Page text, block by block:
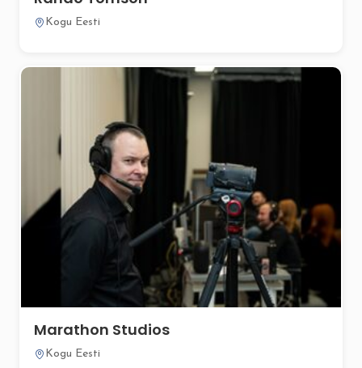
Kogu Eesti
Marathon Studios
Kogu Eesti